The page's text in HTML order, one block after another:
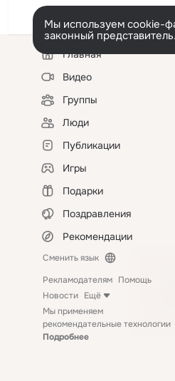
Мы используем cookie-
законный представитель.
Левая
колонкаГлавная
Видео
Группы
Люди
Публикации
Игры
Подарки
Поздравления
Рекомендации
Сменить язык
Рекламодателям Помощь
Новости Ещё
Мы применяем
рекомендательные технологии
Подробнее